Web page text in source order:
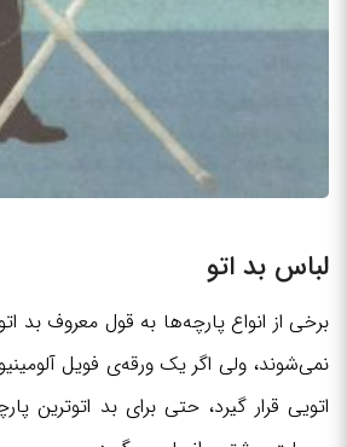
لباس بد اتو
برخی از انواع پارچه‌ها به قول معروف بد
نمی‌شوند، ولی اگر یک ورقه‌ی فویل
اتویی قرار گیرد، حتی برای بد اتوترین